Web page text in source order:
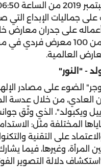
جماليات الإبداع التي
على جدران معارض
إلى جانب أكثر من 100 معرض
العالمية.
- "النور"
الضوء على مصادر
العادي، من خلال عدسة
ويكبولد"، الذي وثّق
المختلفة مثل:
على التقنية
المرأة، وغيرها، فيما
دلالة التصوير